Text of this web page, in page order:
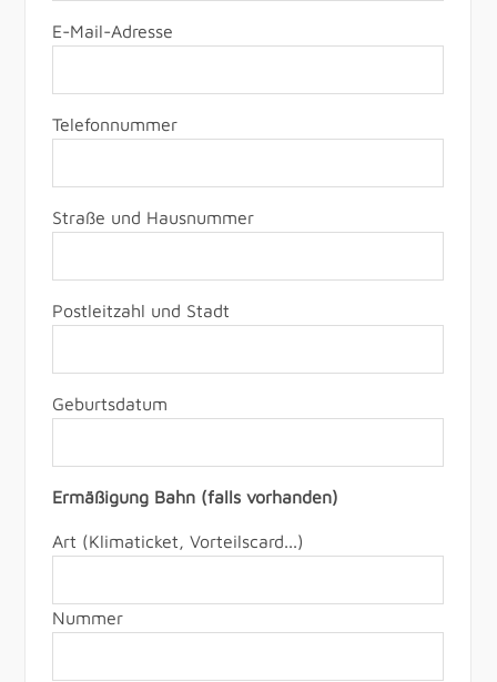
E-Mail-Adresse
Telefonnummer
Straße und Hausnummer
Postleitzahl und Stadt
Geburtsdatum
Ermäßigung Bahn (falls vorhanden)
Art (Klimaticket, Vorteilscard...)
Nummer